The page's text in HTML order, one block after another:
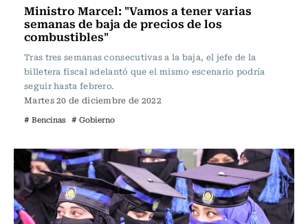
Ministro Marcel: "Vamos a tener varias
semanas de baja de precios de los
combustibles"
Tras tres semanas consecutivas a la baja, el jefe de la
billetera fiscal adelantó que el mismo escenario podría
seguir hasta febrero.
Martes 20 de diciembre de 2022
# Bencinas # Gobierno